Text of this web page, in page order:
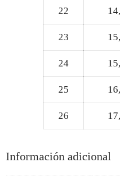
22
23
24
25
26
Información adicional